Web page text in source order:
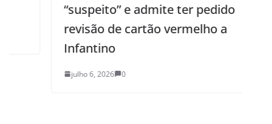
“suspeito” e admite ter pedido
revisão de cartão vermelho a
Infantino
julho 6, 2026 0